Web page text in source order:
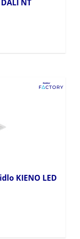
NT
KIENO LED